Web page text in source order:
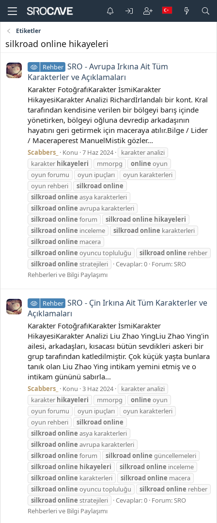
Etiketler
silkroad online hikayeleri
Rehber SRO - Avrupa Irkına Ait Tüm
Karakterler ve Açıklamaları
Karakter FotoğrafıKarakter İsmiKarakter
HikayesiKarakter Analizi Richardİrlandalı bir kont. Kral
tarafından kendisine verilen bir bölgeyi barış içinde
yönetirken, bölgeyi oğluna devredip arkadaşının
hayatını geri getirmek için maceraya atılır.Bilge / Lider
/ Maceraperest ManuelMistik gözler...
Scabbers_ Konu 7 Haz 2024
karakter analizi
karakter hikayeleri mmorpg online oyun
oyun forumu
oyun ipuçları
oyun karakterleri
oyun rehberi
silkroadonline
silkroadonline asya karakterleri
silkroadonline avrupa karakterleri
silkroadonline forum silkroadonline hikayeleri
silkroadonline inceleme silkroadonline karakterleri
silkroadonline macera
silkroadonline oyuncu topluluğu silkroadonline rehber
silkroadonline stratejileri Cevaplar: 0 Forum:SRO
Rehberleri ve Bilgi Paylaşımı
Rehber SRO - Çin Irkına Ait Tüm Karakterler ve
Açıklamaları
Karakter FotoğrafıKarakter İsmiKarakter
HikayesiKarakter Analizi Liu Zhao YingLiu Zhao Ying'in
ailesi, arkadaşları, kısacası bütün sevdikleri askeri bir
grup tarafından katledilmiştir. Çok küçük yaşta bunlara
tanık olan Liu Zhao Ying intikam yemini etmiş ve o
intikam gününü sabırla...
Scabbers_ Konu 3 Haz 2024
karakter analizi
karakter hikayeleri mmorpg online oyun
oyun forumu
oyun ipuçları
oyun karakterleri
oyun rehberi
silkroadonline
silkroadonline asya karakterleri
silkroadonline avrupa karakterleri
silkroadonline forum silkroadonline güncellemeleri
silkroadonline hikayeleri silkroadonline inceleme
silkroadonline karakterleri silkroadonline macera
silkroadonline oyuncu topluluğu silkroadonline rehber
silkroadonline stratejileri Cevaplar: 0 Forum:SRO
Rehberleri ve Bilgi Paylaşımı